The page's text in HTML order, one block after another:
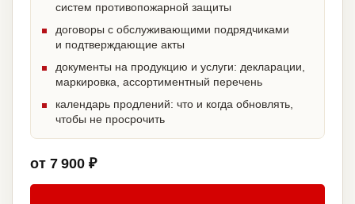
систем противопожарной защиты
договоры с обслуживающими подрядчиками
и подтверждающие акты
документы на продукцию и услуги: декларации,
маркировка, ассортиментный перечень
календарь продлений: что и когда обновлять,
чтобы не просрочить
от 7 900 ₽